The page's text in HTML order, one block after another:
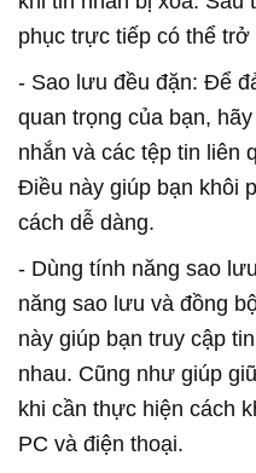
phục trực tiếp có thể trở
- Sao lưu đều đặn: Để
quan trọng của bạn,
nhắn và các tệp tin liên
Điều này giúp bạn khôi
cách dễ dàng.
- Dùng tính năng sao
năng sao lưu và đồng
này giúp bạn truy cập
nhau. Cũng như giúp
khi cần thực hiện cách
PC và điện thoại.